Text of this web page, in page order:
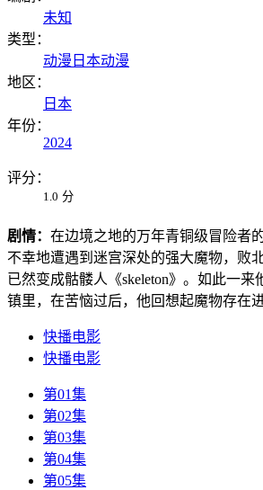
未知
类型：
动漫 日本动漫
地区：
日本
年份：
2024
评分：
1.0 分
剧情： 在边境之地的万年青铜级冒险者
不幸地遭遇到迷宫深处的强大魔物，败
已然变成骷髅人《skeleton》。如此一来
镇里，在苦恼过后，他回想起魔物存在
快播电影
快播电影
第01集
第02集
第03集
第04集
第05集